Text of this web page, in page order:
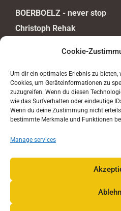
Cookie-
Um dir ein optimales Erlebnis zu bieten,
Cookies, um Geräteinformationen zu
zuzugreifen. Wenn du diesen
wie das Surfverhalten oder eindeutige
Wenn du deine Zustimmung nicht
bestimmte Merkmale und Funktionen
Manage services
BOERBOELZ - never stop
Christoph Rehak
DEUTSCHLAND
Mail:info@boerboelz.com
|
|